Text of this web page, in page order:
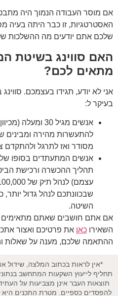
אם מוסר העבודה הנמוך היה
האסטרטגיות, זו כבר היתה בעיה
שלכם אתם יודעים מה ההשלכות
האם סווינג בשיטת
מתאים לכם?
אני לא יודע, תגידו בעצמכם.
בעיקר ל:
אנשים מגיל 30
להתעשרות מהירה ומבינים
מסודר ואז לתרגל ולהתקדם
אנשים המתעתדים בסופו
תהליך ההכשרה ורכישת
שבכוונתכם לנהל גדול יותר,
השיטה.
אם אתם חושבים שאתם מתאימים
השאירו כאן את פרטיכם ואצור
ההתאמה שלכם, מענה על שאלות
*אין לראות בכתוב המלצה, שידול או
תחליף לייעוץ השקעות המתחשב
תוצאות העבר אינן מצביעות על
להפסדים כספיים. מטרת התכנים היא